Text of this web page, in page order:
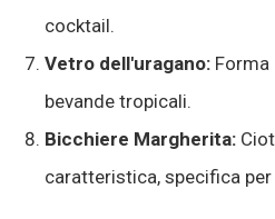
cocktail.
Vetro dell'uragano: Forma
bevande tropicali.
Bicchiere Margherita:
caratteristica, specifica